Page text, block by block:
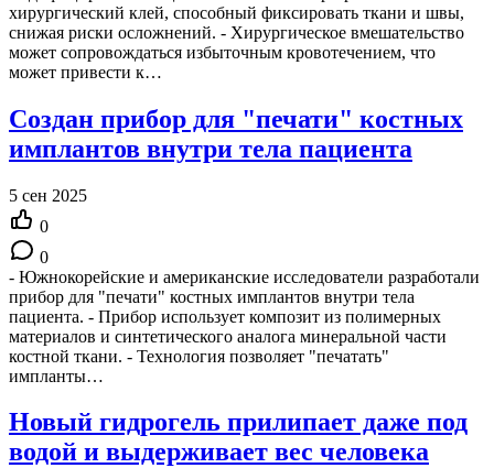
хирургический клей, способный фиксировать ткани и швы,
снижая риски осложнений. - Хирургическое вмешательство
может сопровождаться избыточным кровотечением, что
может привести к…
Создан прибор для "печати" костных
имплантов внутри тела пациента
5 сен 2025
0
0
- Южнокорейские и американские исследователи разработали
прибор для "печати" костных имплантов внутри тела
пациента. - Прибор использует композит из полимерных
материалов и синтетического аналога минеральной части
костной ткани. - Технология позволяет "печатать"
импланты…
Новый гидрогель прилипает даже под
водой и выдерживает вес человека